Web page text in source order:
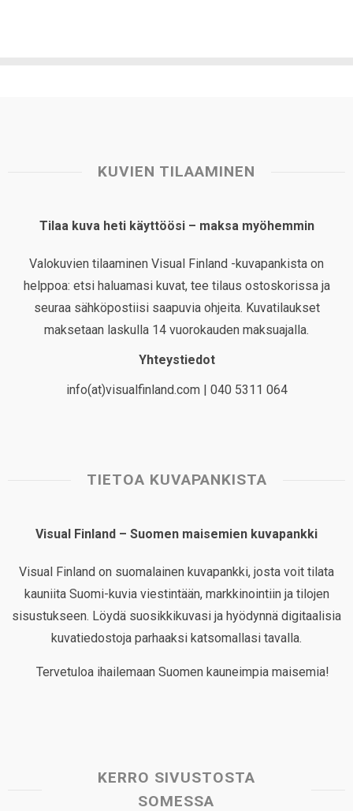
KUVIEN TILAAMINEN
Tilaa kuva heti käyttöösi – maksa myöhemmin
Valokuvien tilaaminen Visual Finland -kuvapankista on
helppoa: etsi haluamasi kuvat, tee tilaus ostoskorissa ja
seuraa sähköpostiisi saapuvia ohjeita. Kuvatilaukset
maksetaan laskulla 14 vuorokauden maksuajalla.
Yhteystiedot
info(at)visualfinland.com | 040 5311 064
TIETOA KUVAPANKISTA
Visual Finland – Suomen maisemien kuvapankki
Visual Finland on suomalainen kuvapankki, josta voit tilata
kauniita Suomi-kuvia viestintään, markkinointiin ja tilojen
sisustukseen. Löydä suosikkikuvasi ja hyödynnä digitaalisia
kuvatiedostoja parhaaksi katsomallasi tavalla.
Tervetuloa ihailemaan Suomen kauneimpia maisemia!
KERRO SIVUSTOSTA
SOMESSA